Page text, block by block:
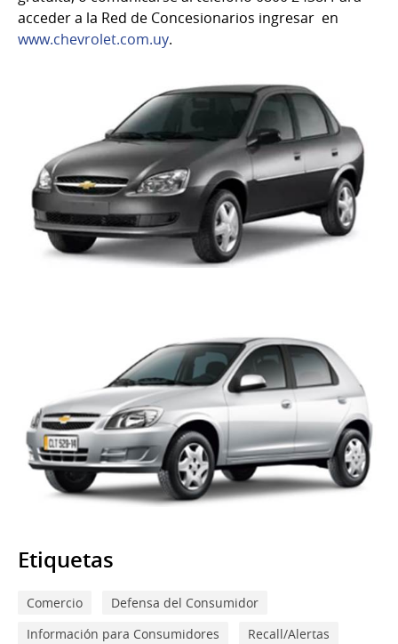
acceder a la Red de Concesionarios ingresar en
www.chevrolet.com.uy.
Etiquetas
Comercio
Defensa del Consumidor
Información para Consumidores
Recall/Alertas